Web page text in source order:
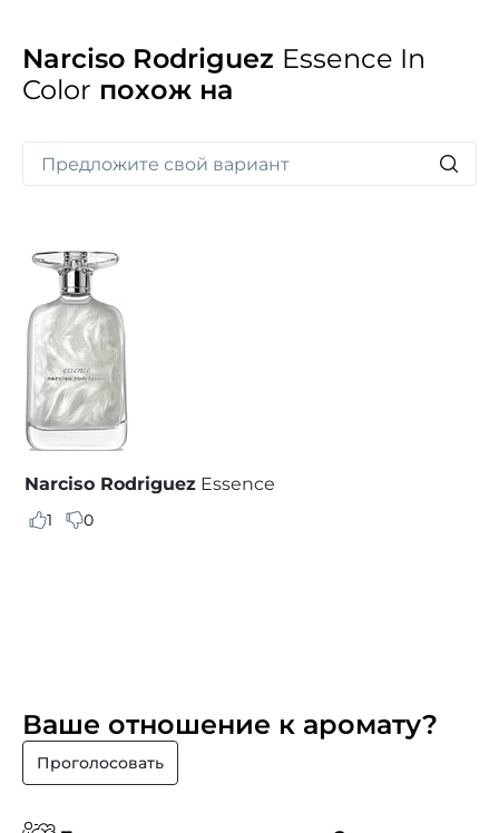
Narciso Rodriguez Essence In
Color похож на
Narciso Rodriguez Essence
1 0
Ваше отношение к аромату?
Проголосовать